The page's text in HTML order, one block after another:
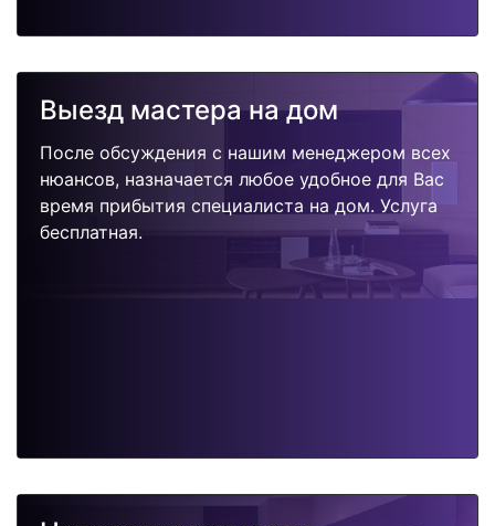
Выезд мастера на дом
После обсуждения с нашим менеджером всех
нюансов, назначается любое удобное для Вас
время прибытия специалиста на дом. Услуга
бесплатная.